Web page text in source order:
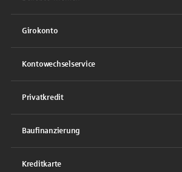
Girokonto
Kontowechselservice
Privatkredit
Baufinanzierung
Kreditkarte